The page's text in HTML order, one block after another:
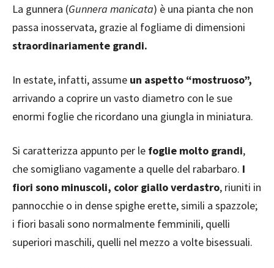
La gunnera (Gunnera manicata) è una pianta che non
passa inosservata, grazie al fogliame di dimensioni
straordinariamente grandi.
In estate, infatti, assume un aspetto “mostruoso”,
arrivando a coprire un vasto diametro con le sue
enormi foglie che ricordano una giungla in miniatura.
Si caratterizza appunto per le foglie molto grandi,
che somigliano vagamente a quelle del rabarbaro. I
fiori sono minuscoli, color giallo verdastro, riuniti in
pannocchie o in dense spighe erette, simili a spazzole;
i fiori basali sono normalmente femminili, quelli
superiori maschili, quelli nel mezzo a volte bisessuali.